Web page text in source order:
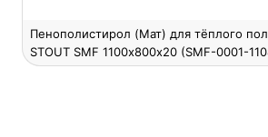
Пенополистирол (Мат) для тёплого
STOUT SMF 1100х800х20 (SMF-0001-